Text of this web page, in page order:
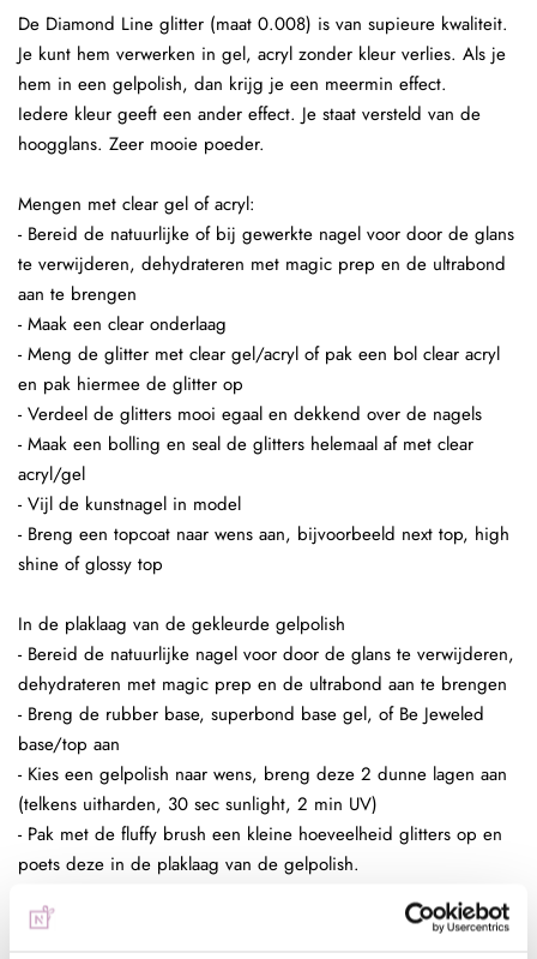
De Diamond Line glitter (maat 0.008) is van supieure kwaliteit.
Je kunt hem verwerken in gel, acryl zonder kleur verlies. Als je
hem in een gelpolish, dan krijg je een meermin effect.
Iedere kleur geeft een ander effect. Je staat versteld van de
hoogglans. Zeer mooie poeder.
Mengen met clear gel of acryl:
- Bereid de natuurlijke of bij gewerkte nagel voor door de glans
te verwijderen, dehydrateren met magic prep en de ultrabond
aan te brengen
- Maak een clear onderlaag
- Meng de glitter met clear gel/acryl of pak een bol clear acryl
en pak hiermee de glitter op
- Verdeel de glitters mooi egaal en dekkend over de nagels
- Maak een bolling en seal de glitters helemaal af met clear
acryl/gel
- Vijl de kunstnagel in model
- Breng een topcoat naar wens aan, bijvoorbeeld next top, high
shine of glossy top
In de plaklaag van de gekleurde gelpolish
- Bereid de natuurlijke nagel voor door de glans te verwijderen,
dehydrateren met magic prep en de ultrabond aan te brengen
- Breng de rubber base, superbond base gel, of Be Jeweled
base/top aan
- Kies een gelpolish naar wens, breng deze 2 dunne lagen aan
(telkens uitharden, 30 sec sunlight, 2 min UV)
- Pak met de fluffy brush een kleine hoeveelheid glitters op en
poets deze in de plaklaag van de gelpolish.
- Aflakken met topcoat (voor de natuurlijke nagels Be Jeweled